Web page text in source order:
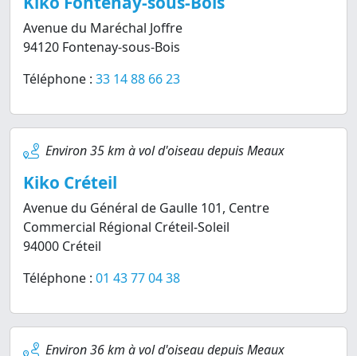
Avenue du Maréchal Joffre
94120 Fontenay-sous-Bois
Téléphone : 33 14 88 66 23
Environ 35 km à vol d'oiseau depuis Meaux
Kiko Créteil
Avenue du Général de Gaulle 101, Centre
Commercial Régional Créteil-Soleil
94000 Créteil
Téléphone : 01 43 77 04 38
Environ 36 km à vol d'oiseau depuis Meaux